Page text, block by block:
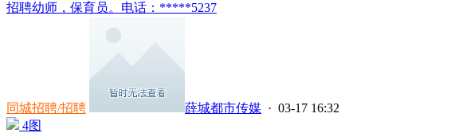
招聘幼师，保育员。电话：*****5237
同城招聘/招聘 薛城都市传媒 · 03-17 16:32
4图